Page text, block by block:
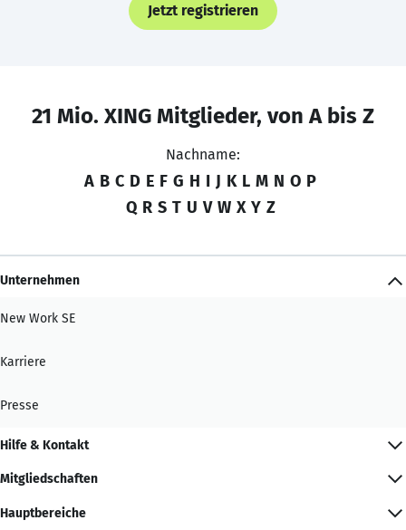
Jetzt registrieren
21 Mio. XING Mitglieder, von A bis Z
Nachname:
A B C D E F G H I J K L M N O P
Q R S T U V W X Y Z
Unternehmen
New Work SE
Karriere
Presse
Hilfe & Kontakt
Mitgliedschaften
Hauptbereiche